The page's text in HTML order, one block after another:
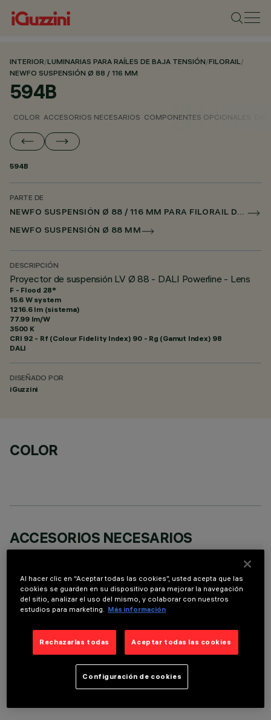
INTERIOR/LUMINARIAS PARA RAÍLES DE BAJA TENSIÓN/FILORAIL/
NEWFO SUSPENSIÓN Ø 88 / 116 MM
594B
COLOR ACCESORIOS NECESARIOS COMPONENTES OPCIONALES
594B
PARTE DE
NEWFO SUSPENSIÓN Ø 88 / 116 MM PARA FILORAIL DALI POWERLINE
NEWFO SUSPENSIÓN Ø 88 MM
DESCRIPCIÓN
Proyector de suspensión LV Ø 88 - DALI Powerline - Lens
F - Flood 28°
15.6 W system
1216.6 lm (sistema)
77.99 lm/W
3500 K
CRI 92 - Rf (Colour Fidelity Index) 90 - Rg (Gamut Index) 98
DALI
DISEÑADO POR
iGuzzini
COLOR
ACCESORIOS NECESARIOS
COMPONENTES OPCIONALES
Al hacer clic en “Aceptar todas las cookies”, usted acepta que las
cookies se guarden en su dispositivo para mejorar la navegación
del sitio, analizar el uso del mismo, y colaborar con nuestros
estudios para marketing. Más información
Rechazarlas todas Aceptar todas las cookies
Configuración de cookies